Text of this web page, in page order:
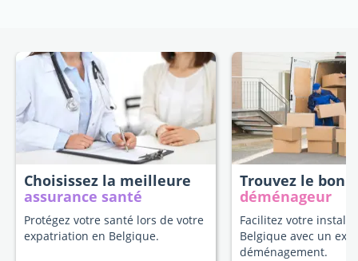
Choisissez la meilleure
assurance santé
Protégez votre santé lors de votre
expatriation en Belgique.
Trouvez le bon
déménageur
Facilitez votre
Belgique avec un
déménagement.